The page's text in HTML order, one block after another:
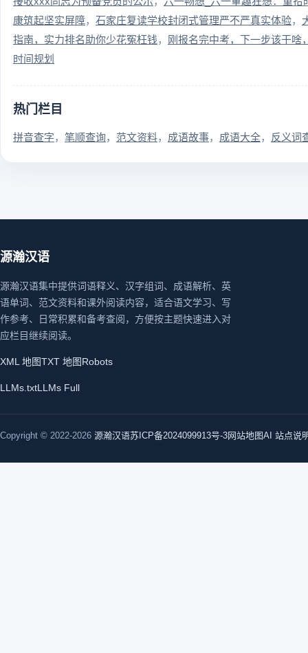
康筑起坚实屏障
石家庄复读学校封闭式管理严不严真实体验
指南，实力排名助你少花冤枉钱
刚报名完中考，下一步该干啥
时间规划
热门栏目
拼音查字 笔顺查询 范文资料 成语故事 成语大全 反义词
源瀚汉语
源瀚汉语集中提供词语释义、汉字组词、成语解析、英
语单词、范文资料和课外阅读内容，适合语文学习、写
作参考、日常积累和备考查阅，方便按主题快速进入对
应栏目继续阅读。
XML 地图TXT 地图Robots
LLMs.txtLLMs Full
Copyright © 2022-2026 源瀚汉语苏ICP备2024099913号-3网站地图AI 站点说